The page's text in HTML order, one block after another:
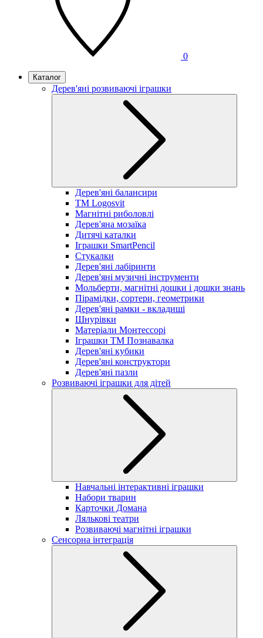
0
Каталог
Дерев'яні розвиваючі іграшки
Дерев'яні балансири
TM Logosvit
Магнітні риболовлі
Дерев'яна мозаїка
Дитячі каталки
Іграшки SmartPencil
Стукалки
Дерев'яні лабіринти
Дерев'яні музичні інструменти
Мольберти, магнітні дошки і дошки знань
Пірамідки, сортери, геометрики
Дерев'яні рамки - вкладиші
Шнурівки
Матеріали Монтессорі
Іграшки ТМ Познавалка
Дерев'яні кубики
Дерев'яні конструктори
Дерев'яні пазли
Розвиваючі іграшки для дітей
Навчальні інтерактивні іграшки
Набори тварин
Карточки Домана
Лялькові театри
Розвиваючі магнітні іграшки
Сенсорна інтеграція